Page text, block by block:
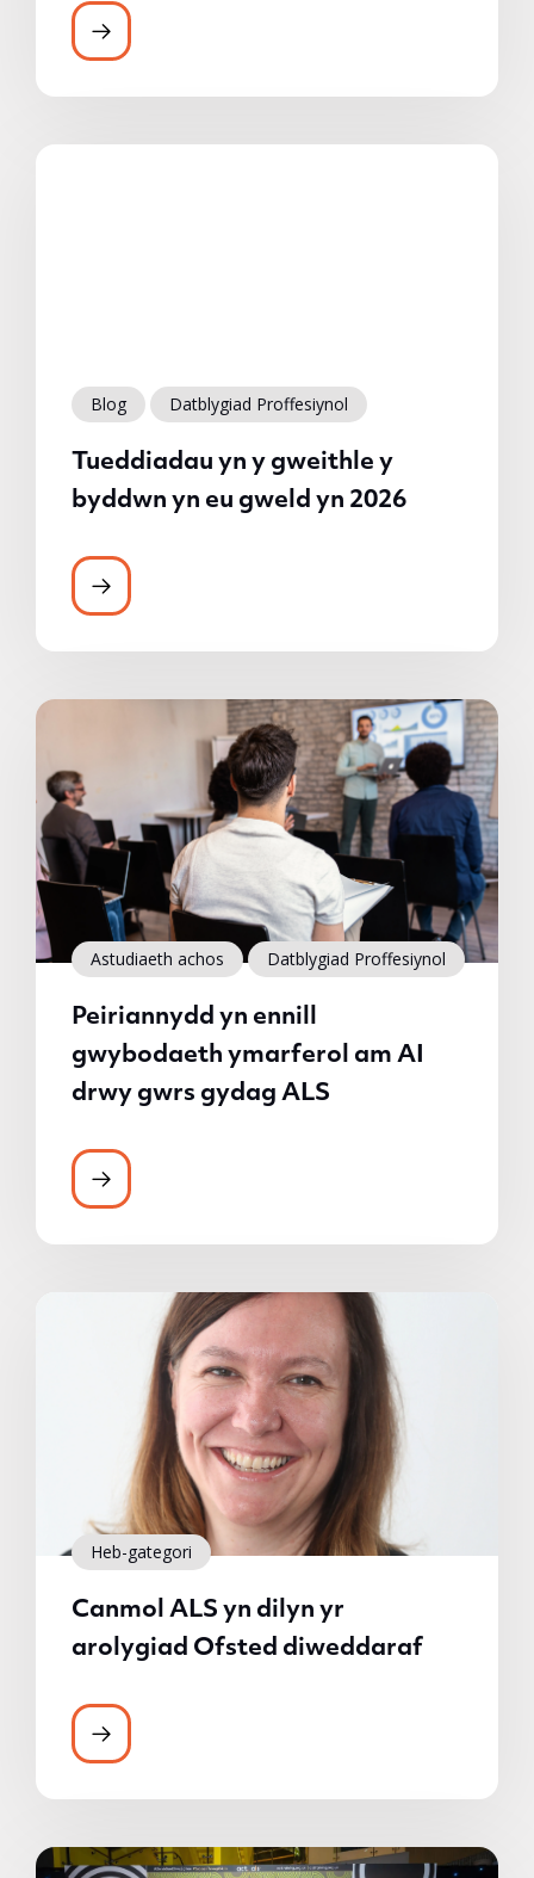
Blog Datblygiad Proffesiynol
Tueddiadau yn y gweithle y
byddwn yn eu gweld yn 2026
Astudiaeth achos Datblygiad Proffesiynol
Peiriannydd yn ennill
gwybodaeth ymarferol am AI
drwy gwrs gydag ALS
Heb-gategori
Canmol ALS yn dilyn yr
arolygiad Ofsted diweddaraf